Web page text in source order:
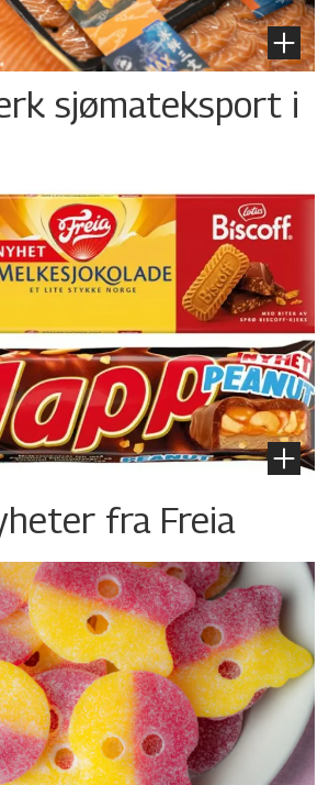
sjømateksport i
fra Freia